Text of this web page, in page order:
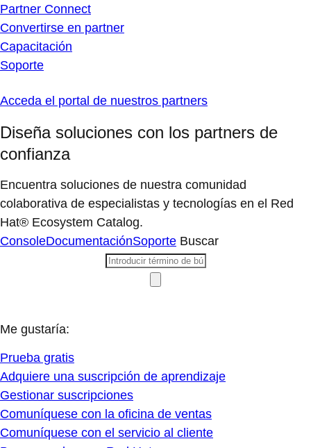
Partner Connect
Convertirse en partner
Capacitación
Soporte
Acceda el portal de nuestros partners
Diseña soluciones con los partners de
confianza
Encuentra soluciones de nuestra comunidad
colaborativa de especialistas y tecnologías en el Red
Hat® Ecosystem Catalog.
ConsoleDocumentaciónSoporte Buscar
Me gustaría:
Prueba gratis
Adquiere una suscripción de aprendizaje
Gestionar suscripciones
Comuníquese con la oficina de ventas
Comuníquese con el servicio al cliente